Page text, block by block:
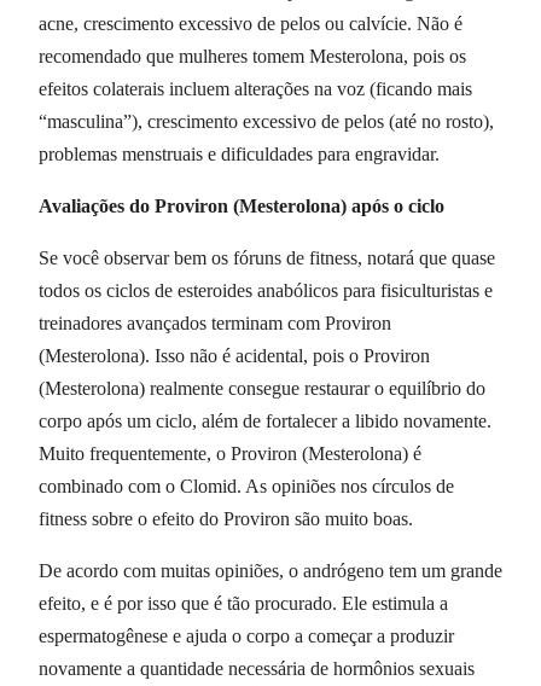
acne, crescimento excessivo de pelos ou calvície. Não é
recomendado que mulheres tomem Mesterolona, pois os
efeitos colaterais incluem alterações na voz (ficando mais
“masculina”), crescimento excessivo de pelos (até no rosto),
problemas menstruais e dificuldades para engravidar.
Avaliações do Proviron (Mesterolona) após o ciclo
Se você observar bem os fóruns de fitness, notará que quase
todos os ciclos de esteroides anabólicos para fisiculturistas e
treinadores avançados terminam com Proviron
(Mesterolona). Isso não é acidental, pois o Proviron
(Mesterolona) realmente consegue restaurar o equilíbrio do
corpo após um ciclo, além de fortalecer a libido novamente.
Muito frequentemente, o Proviron (Mesterolona) é
combinado com o Clomid. As opiniões nos círculos de
fitness sobre o efeito do Proviron são muito boas.
De acordo com muitas opiniões, o andrógeno tem um grande
efeito, e é por isso que é tão procurado. Ele estimula a
espermatogênese e ajuda o corpo a começar a produzir
novamente a quantidade necessária de hormônios sexuais